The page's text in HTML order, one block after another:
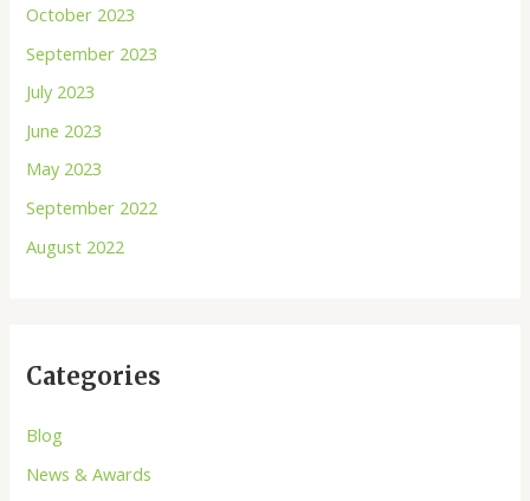
October 2023
September 2023
July 2023
June 2023
May 2023
September 2022
August 2022
Categories
Blog
News & Awards